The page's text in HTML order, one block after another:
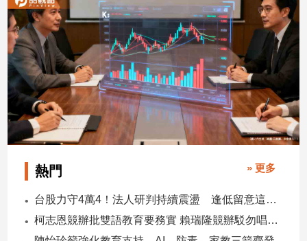
設
計
旅
遊/
美
食
座/
命
康/
熱門 » 更多
台股力守4萬4！法人研判持續震盪 逢低留意這些族群
柯志恩競辦批雙語教育要務實 賴瑞隆競辦駁勿唱衰高雄